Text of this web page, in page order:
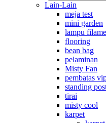
Lain-Lain
meja test
mini garden
lampu
flooring
bean bag
pelaminan
Misty Fan
pembatas
standing
tirai
misty cool
karpet